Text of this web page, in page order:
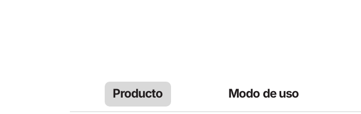
Producto Modo de uso